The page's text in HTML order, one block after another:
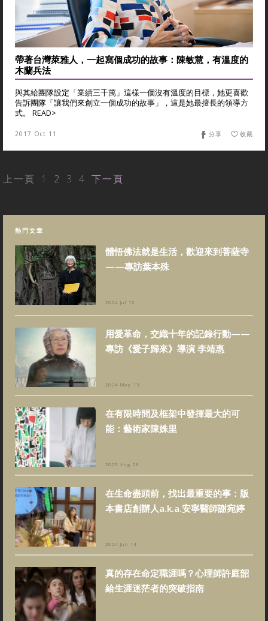
帶著台灣萊雅人，一起寫個成功的故事：陳敏慧，有溫度的
木蘭兵法
與其給團隊設定「業績三千萬」這樣一個沒有溫度的目標，她更喜歡
告訴團隊「讓我們來創立一個成功的故事」，這是她最擅長的領導方
式。 READ>
2017 Oct 11 收藏
分享
上一頁 1 2 3 4 下一頁
熱門文章
體悟佛法就是生活，歡迎來到菩薩寺
——專訪葉本殊
2024 Jul 12
用愛革命，交織十年的記錄行動——
專訪《愛子歸來》導演 李靖惠
2024 May 13
在有限時間及框架中發揮最大的可
能：藝術家陳姝里
2023 Aug 08
在生命盡頭前，找出最重要的事：版
本書店創辦人a.k.a.安寧醫師謝宛婷
2024 Jun 14
真的存在命定職涯嗎？心理師許庭韶
給生涯迷茫者的突破指南